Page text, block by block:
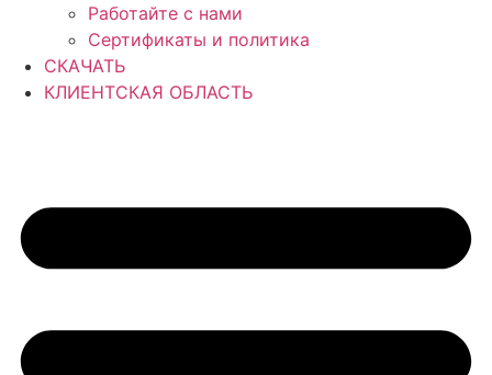
Работайте с нами
Сертификаты и политика
СКАЧАТЬ
КЛИЕНТСКАЯ ОБЛАСТЬ